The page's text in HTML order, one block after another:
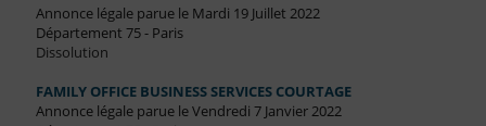
Annonce légale parue le Mardi 19 Juillet 2022
Département 75 - Paris
Dissolution
FAMILY OFFICE BUSINESS SERVICES COURTAGE
Annonce légale parue le Vendredi 7 Janvier 2022